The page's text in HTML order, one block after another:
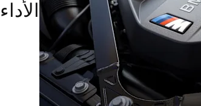
الأداء